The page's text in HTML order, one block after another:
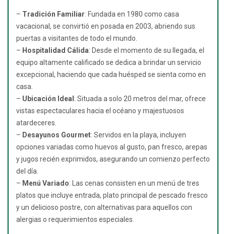
– Tradición Familiar: Fundada en 1980 como casa
vacacional, se convirtió en posada en 2003, abriendo sus
puertas a visitantes de todo el mundo.
– Hospitalidad Cálida: Desde el momento de su llegada, el
equipo altamente calificado se dedica a brindar un servicio
excepcional, haciendo que cada huésped se sienta como en
casa.
– Ubicación Ideal : Situada a solo 20 metros del mar, ofrece
vistas espectaculares hacia el océano y majestuosos
atardeceres.
– Desayunos Gourmet: Servidos en la playa, incluyen
opciones variadas como huevos al gusto, pan fresco, arepas
y jugos recién exprimidos, asegurando un comienzo perfecto
del día.
– Menú Variado: Las cenas consisten en un menú de tres
platos que incluye entrada, plato principal de pescado fresco
y un delicioso postre, con alternativas para aquellos con
alergias o requerimientos especiales.